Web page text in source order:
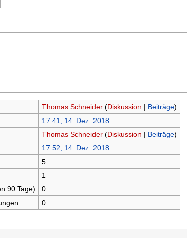
Thomas Schneider (Diskussion | Beiträge)
17:41, 14. Dez. 2018
Thomas Schneider (Diskussion | Beiträge)
17:52, 14. Dez. 2018
5
1
90 Tage)
0
0